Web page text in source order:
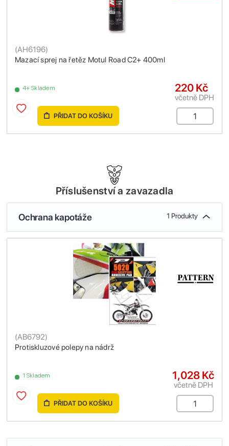
Mazací sprej na řetěz Motul Road C2+ 400ml
(AH6196)
4+ Skladem 220 Kč
včetně DPH
PŘIDAT DO KOŠÍKU
Příslušenství a zavazadla
Ochrana kapotáže 1 Produkty
Protiskluzové polepy na nádrž
(AB6792)
1 Skladem 1,028 Kč
včetně DPH
PŘIDAT DO KOŠÍKU